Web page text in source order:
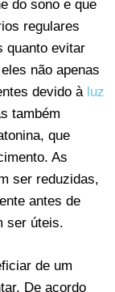
do sono e que
regulares
quanto evitar
não apenas
devido à luz
também
que
As
ser reduzidas,
antes de
ser úteis.
de um
De acordo